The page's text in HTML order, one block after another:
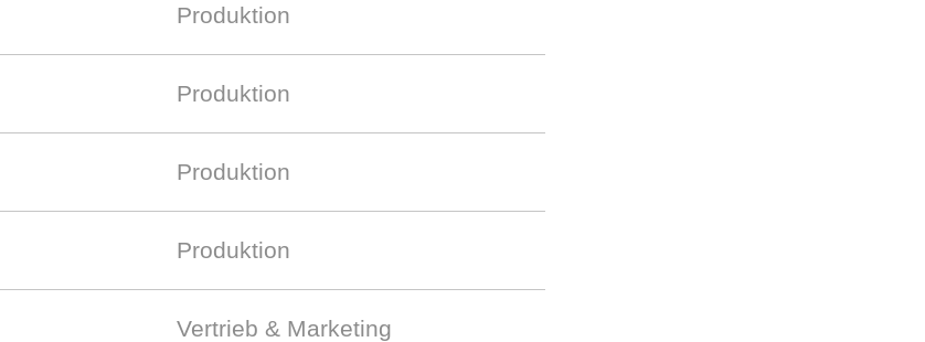
Produktion
Produktion
Produktion
Produktion
Vertrieb & Marketing